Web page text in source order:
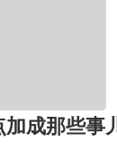
成那些事